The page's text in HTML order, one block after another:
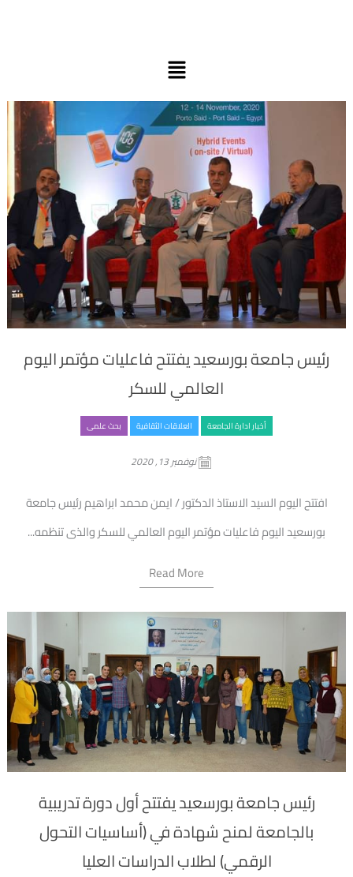
القائمة
رئيس جامعة بورسعيد يفتتح فاعليات مؤتمر اليوم
العالمي للسكر
أخبار ادارة الجامعة العلاقات الثقافية بحث علمى
نوفمبر 13, 2020
افتتح اليوم السيد الاستاذ الدكتور / ايمن محمد ابراهيم رئيس جامعة
بورسعيد اليوم فاعليات مؤتمر اليوم العالمي للسكر والذى تنظمه...
Read More
رئيس جامعة بورسعيد يفتتح أول دورة تدريبية
بالجامعة لمنح شهادة في (أساسيات التحول
الرقمي) لطلاب الدراسات العليا